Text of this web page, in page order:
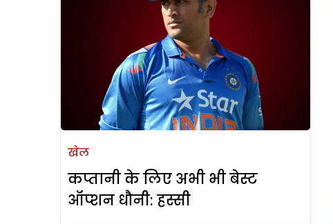
खेल
कप्तानी के लिए अभी भी बेस्ट
ऑप्शन धौनी: हस्सी